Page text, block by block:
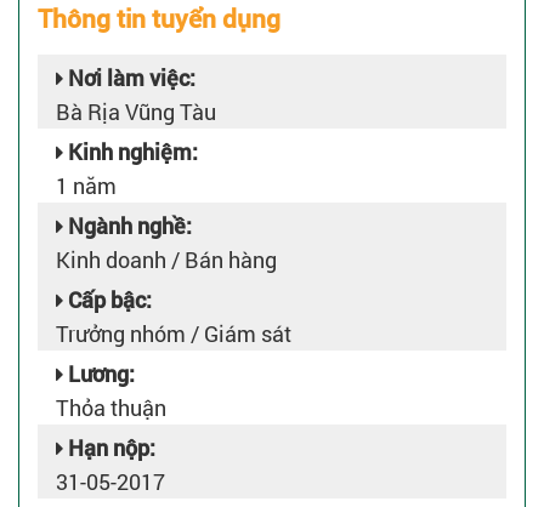
Thông tin tuyển dụng
Nơi làm việc:
Bà Rịa Vũng Tàu
Kinh nghiệm:
1 năm
Ngành nghề:
Kinh doanh / Bán hàng
Cấp bậc:
Trưởng nhóm / Giám sát
Lương:
Thỏa thuận
Hạn nộp:
31-05-2017